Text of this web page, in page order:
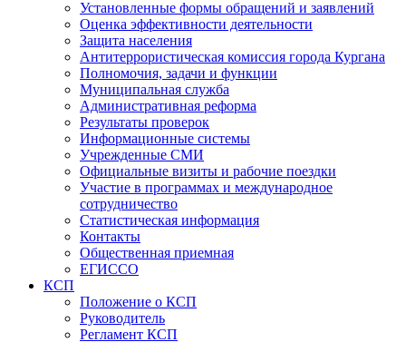
Установленные формы обращений и заявлений
Оценка эффективности деятельности
Защита населения
Антитеррористическая комиссия города Кургана
Полномочия, задачи и функции
Муниципальная служба
Административная реформа
Результаты проверок
Информационные системы
Учрежденные СМИ
Официальные визиты и рабочие поездки
Участие в программах и международное
сотрудничество
Статистическая информация
Контакты
Общественная приемная
ЕГИССО
КСП
Положение о КСП
Руководитель
Регламент КСП